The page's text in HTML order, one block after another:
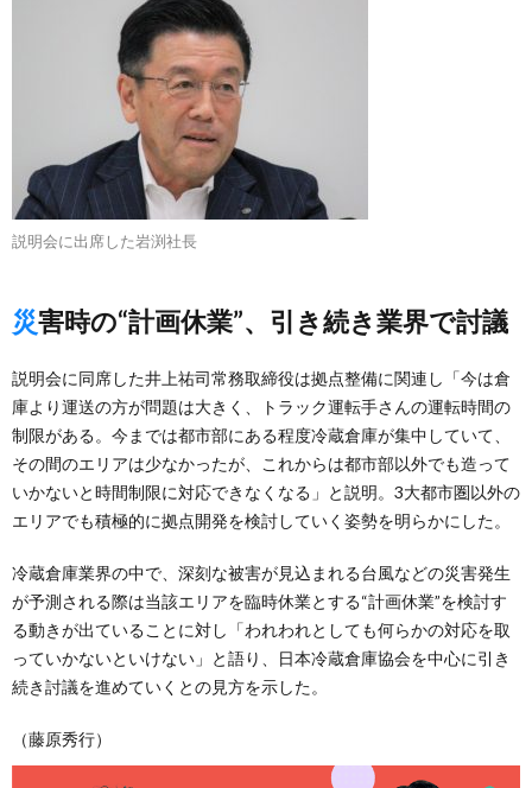
説明会に出席した岩渕社長
災害時の“計画休業”、引き続き業界で討議
説明会に同席した井上祐司常務取締役は拠点整備に関連し「今は倉
庫より運送の方が問題は大きく、トラック運転手さんの運転時間の
制限がある。今までは都市部にある程度冷蔵倉庫が集中していて、
その間のエリアは少なかったが、これからは都市部以外でも造って
いかないと時間制限に対応できなくなる」と説明。3大都市圏以外の
エリアでも積極的に拠点開発を検討していく姿勢を明らかにした。
冷蔵倉庫業界の中で、深刻な被害が見込まれる台風などの災害発生
が予測される際は当該エリアを臨時休業とする“計画休業”を検討す
る動きが出ていることに対し「われわれとしても何らかの対応を取
っていかないといけない」と語り、日本冷蔵倉庫協会を中心に引き
続き討議を進めていくとの見方を示した。
（藤原秀行）